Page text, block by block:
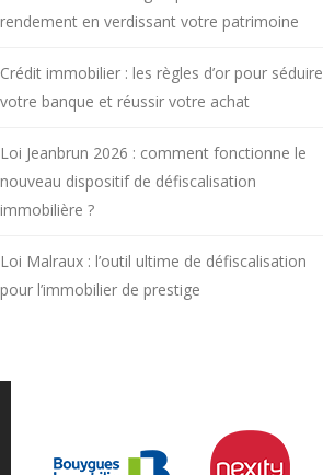
rendement en verdissant votre patrimoine
Crédit immobilier : les règles d’or pour séduire
votre banque et réussir votre achat
Loi Jeanbrun 2026 : comment fonctionne le
nouveau dispositif de défiscalisation
immobilière ?
Loi Malraux : l’outil ultime de défiscalisation
pour l’immobilier de prestige